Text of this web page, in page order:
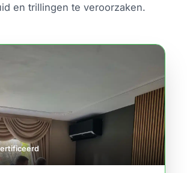
en trillingen te veroorzaken.